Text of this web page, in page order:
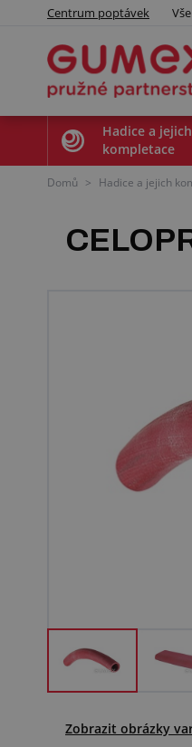
Centrum poptávek
Hadice a jejich
kompletace
Domů > Hadice a jejich
Zobrazit obrázky